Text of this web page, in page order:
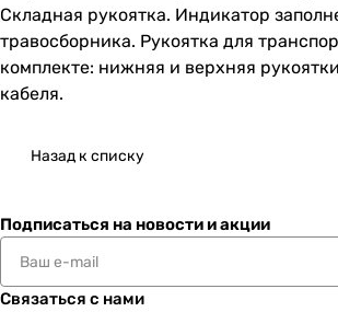
Складная рукоятка. Индикатор
травосборника. Рукоятка для
комплекте: нижняя и верхняя
кабеля.
Назад к списку
Подписаться на новости и акции
Связаться с нами